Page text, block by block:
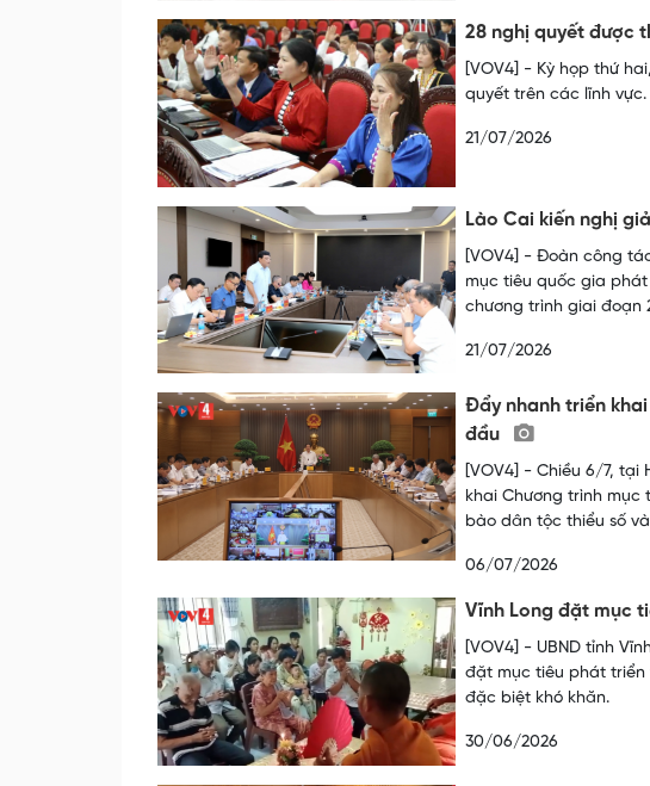
28 nghị quyết được
[VOV4] - Kỳ họp thứ
quyết trên các lĩnh vực.
21/07/2026
Lào Cai kiến nghị
[VOV4] - Đoàn công
mục tiêu quốc gia
chương trình giai đoạn
21/07/2026
Đẩy nhanh triển
đầu
[VOV4] - Chiều 6/7, tại
khai Chương trình
bào dân tộc thiểu số
06/07/2026
Vĩnh Long đặt mục
[VOV4] - UBND tỉnh
đặt mục tiêu phát triển
đặc biệt khó khăn.
30/06/2026